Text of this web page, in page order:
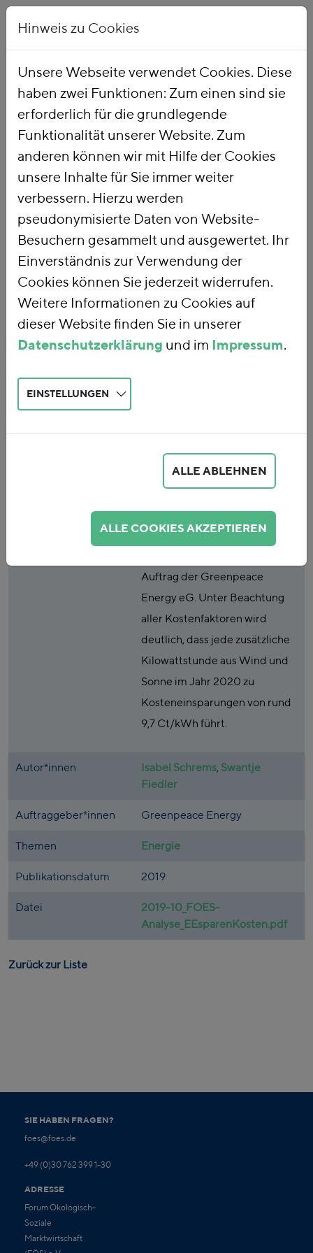
Startseite Publikationen
Titel
Kostenersparnis
durch den
zusätzlichen Ausbau
Erneuerbarer
Durch den zusätzlichen Ausbau
von erneuerbaren Energien
werden deutliche
Kostenersparnisse erzielt. Zu
diesem Ergebnis kommt eine
Auftrag der Greenpeace
Energy eG. Unter Beachtung
aller Kostenfaktoren wird
deutlich, dass jede zusätzliche
Kilowattstunde aus Wind und
Sonne im Jahr 2020 zu
Kosteneinsparungen von rund
9,7 Ct/kWh führt.
Autor*innen Isabel Schrems, Swantje
Fiedler
Auftraggeber*innen Greenpeace Energy
Themen Energie
Publikationsdatum 2019
Datei
2019-10_FOES-
Analyse_EEsparenKosten.pdf
Zurück zur Liste
SIE HABEN FRAGEN?
foes@foes.de
+49 (0)30 762 399 1-30
ADRESSE
Forum Ökologisch-
Soziale
Marktwirtschaft
Hinweis zu Cookies
Unsere Webseite verwendet Cookies. Diese
haben zwei Funktionen: Zum einen sind sie
erforderlich für die grundlegende
Funktionalität unserer Website. Zum
anderen können wir mit Hilfe der Cookies
unsere Inhalte für Sie immer weiter
verbessern. Hierzu werden
pseudonymisierte Daten von Website-
Besuchern gesammelt und ausgewertet. Ihr
Einverständnis zur Verwendung der
Cookies können Sie jederzeit widerrufen.
Weitere Informationen zu Cookies auf
dieser Website finden Sie in unserer
Datenschutzerklärung und im Impressum.
EINSTELLUNGEN
ALLE ABLEHNEN
ALLE COOKIES AKZEPTIEREN